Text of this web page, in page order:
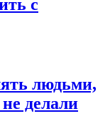
с
людьми,
делали